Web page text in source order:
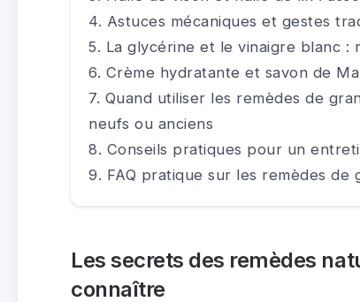
Astuces mécaniques et gestes
La glycérine et le vinaigre blanc :
Crème hydratante et savon de
Quand utiliser les remèdes de
neufs ou anciens
Conseils pratiques pour un
FAQ pratique sur les remèdes
Les secrets des remèdes
connaître